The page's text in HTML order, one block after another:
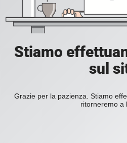
Stiamo
sul
Grazie per la pazienza. Stiamo
ritorneremo a